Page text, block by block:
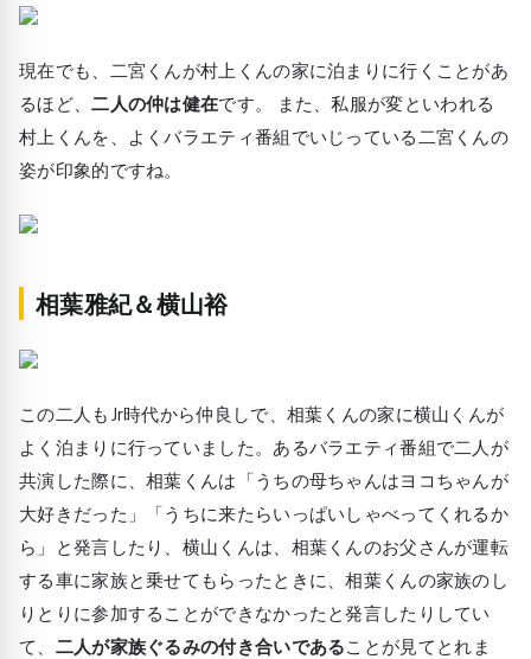
現在でも、二宮くんが村上くんの家に泊まりに行くことがあ
るほど、二人の仲は健在です。 また、私服が変といわれる
村上くんを、よくバラエティ番組でいじっている二宮くんの
姿が印象的ですね。
相葉雅紀＆横山裕
この二人もJr時代から仲良しで、相葉くんの家に横山くんが
よく泊まりに行っていました。あるバラエティ番組で二人が
共演した際に、相葉くんは「うちの母ちゃんはヨコちゃんが
大好きだった」「うちに来たらいっぱいしゃべってくれるか
ら」と発言したり、横山くんは、相葉くんのお父さんが運転
する車に家族と乗せてもらったときに、相葉くんの家族のし
りとりに参加することができなかったと発言したりしてい
て、 二人が家族ぐるみの付き合いであることが見てとれま